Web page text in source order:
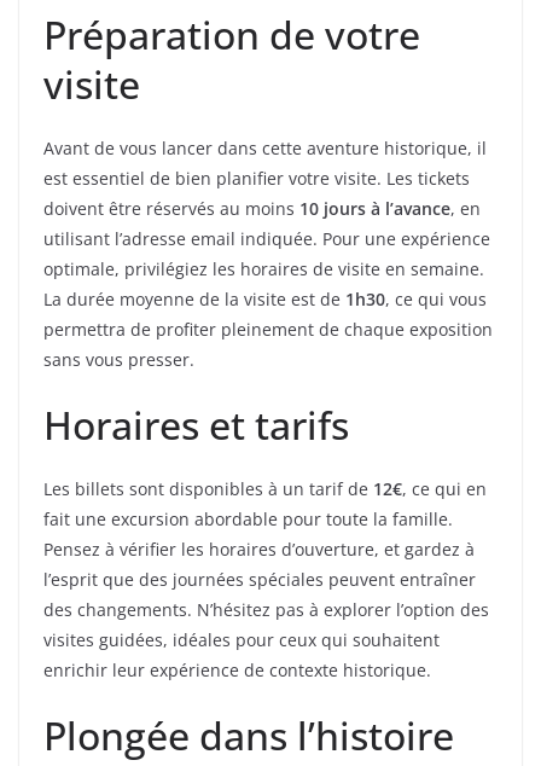
Préparation de votre
visite
Avant de vous lancer dans cette aventure historique, il
est essentiel de bien planifier votre visite. Les tickets
doivent être réservés au moins 10 jours à l’avance, en
utilisant l’adresse email indiquée. Pour une expérience
optimale, privilégiez les horaires de visite en semaine.
La durée moyenne de la visite est de 1h30, ce qui vous
permettra de profiter pleinement de chaque exposition
sans vous presser.
Horaires et tarifs
Les billets sont disponibles à un tarif de 12€, ce qui en
fait une excursion abordable pour toute la famille.
Pensez à vérifier les horaires d’ouverture, et gardez à
l’esprit que des journées spéciales peuvent entraîner
des changements. N’hésitez pas à explorer l’option des
visites guidées, idéales pour ceux qui souhaitent
enrichir leur expérience de contexte historique.
Plongée dans l’histoire